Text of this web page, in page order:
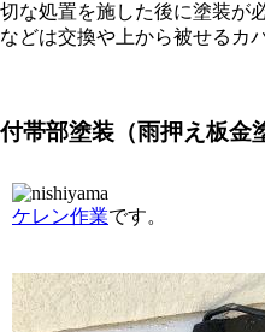
切な処置を施した後に塗装が
などは交換や上から被せるカ
付帯部塗装（雨押え板金
ケレン作業です。